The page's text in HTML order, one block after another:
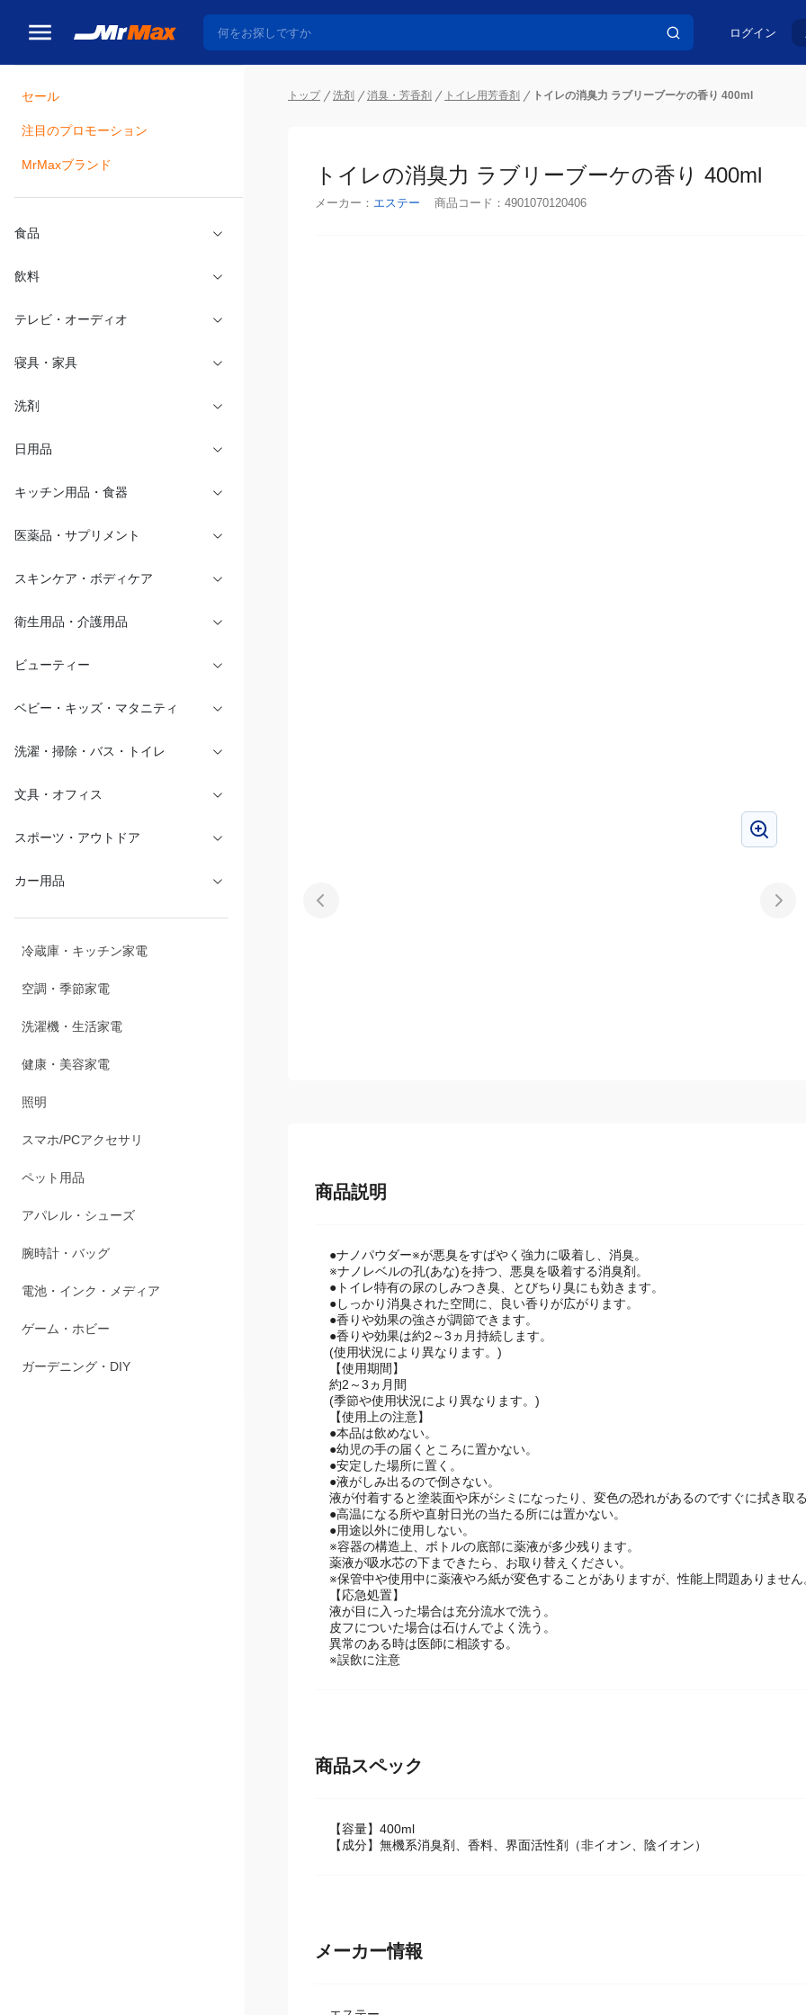
ログイン
セール
注目のプロモーション
MrMaxブランド
食品
飲料
テレビ・オーディオ
寝具・家具
洗剤
日用品
キッチン用品・食器
医薬品・サプリメント
スキンケア・ボディケア
衛生用品・介護用品
ビューティー
ベビー・キッズ・マタニティ
洗濯・掃除・バス・トイレ
文具・オフィス
スポーツ・アウトドア
カー用品
冷蔵庫・キッチン家電
空調・季節家電
洗濯機・生活家電
健康・美容家電
照明
スマホ/PCアクセサリ
ペット用品
アパレル・シューズ
腕時計・バッグ
電池・インク・メディア
ゲーム・ホビー
ガーデニング・DIY
トップ 洗剤 消臭・芳香剤 トイレ用芳香剤 トイレの消臭力 ラブリーブーケの香り 400ml
トイレの消臭力 ラブリーブーケの香り 400ml
メーカー： エステー 商品コード： 4901070120406
商品説明
●ナノパウダー※が悪臭をすばやく強力に吸着し、消臭。
※ナノレベルの孔(あな)を持つ、悪臭を吸着する消臭剤。
●トイレ特有の尿のしみつき臭、とびちり臭にも効きます。
●しっかり消臭された空間に、良い香りが広がります。
●香りや効果の強さが調節できます。
●香りや効果は約2～3ヵ月持続します。
(使用状況により異なります。)
【使用期間】
約2～3ヵ月間
(季節や使用状況により異なります。)
【使用上の注意】
●本品は飲めない。
●幼児の手の届くところに置かない。
●安定した場所に置く。
●液がしみ出るので倒さない。
液が付着すると塗装面や床がシミになったり、変色の恐れがあるのですぐに拭き取
●高温になる所や直射日光の当たる所には置かない。
●用途以外に使用しない。
※容器の構造上、ボトルの底部に薬液が多少残ります。
薬液が吸水芯の下まできたら、お取り替えください。
※保管中や使用中に薬液やろ紙が変色することがありますが、性能上問題ありません
【応急処置】
液が目に入った場合は充分流水で洗う。
皮フについた場合は石けんでよく洗う。
異常のある時は医師に相談する。
※誤飲に注意
商品スペック
【容量】400ml
【成分】無機系消臭剤、香料、界面活性剤（非イオン、陰イオン）
メーカー情報